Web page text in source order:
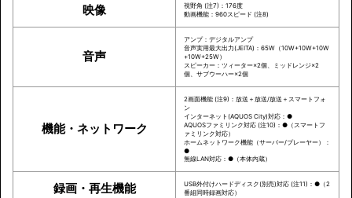
映像
視野角 (注7)：176度
動画機能：960スピード (注8)
音声
アンプ：デジタルアンプ
音声実用最大出力(JEITA)：65W（10W+10W+10W
+10W+25W）
スピーカー：ツィーター×2個、ミッドレンジ×2
個、サブウーハー×2個
機能・ネットワーク
2画面機能 (注9)：放送＋放送/放送＋スマートフォ
ン
インターネット(AQUOS City)対応：●
AQUOSファミリンク対応 (注10)：●（スマートフ
ァミリンク対応）
ホームネットワーク機能（サーバー/プレーヤー）：
●
無線LAN対応：●（本体内蔵）
録画・再生機能
USB外付けハードディスク(別売)対応 (注11)：●（2
番組同時録画対応）